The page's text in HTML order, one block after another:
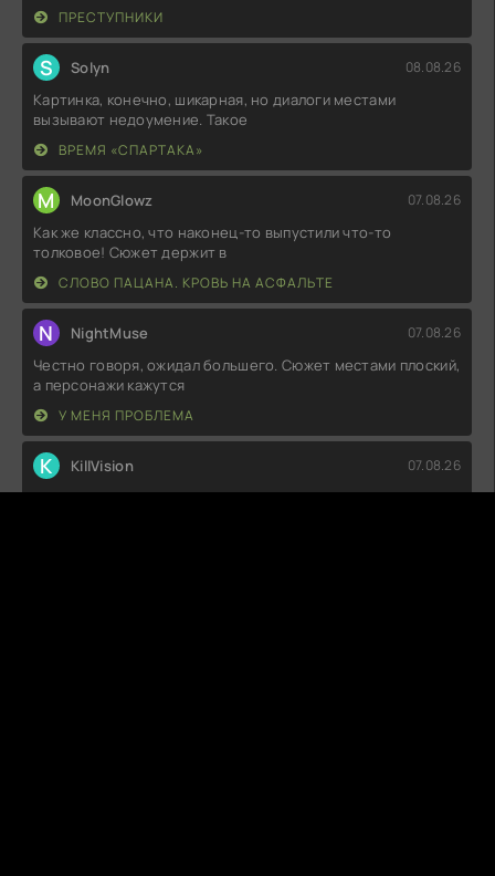
ПРЕСТУПНИКИ
S Solyn 08.08.26
Картинка, конечно, шикарная, но диалоги местами
вызывают недоумение. Такое
ВРЕМЯ «СПАРТАКА»
M MoonGlowz 07.08.26
Как же классно, что наконец-то выпустили что-то
толковое! Сюжет держит в
СЛОВО ПАЦАНА. КРОВЬ НА АСФАЛЬТЕ
N NightMuse 07.08.26
Честно говоря, ожидал большего. Сюжет местами плоский,
а персонажи кажутся
У МЕНЯ ПРОБЛЕМА
K KillVision 07.08.26
Если честно, ожидал большего. Сюжет немного затянут, а